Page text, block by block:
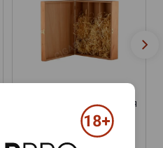
Подарочная коробка для
вина Бургонь Дуб на 3
бутылки
6 000 руб.